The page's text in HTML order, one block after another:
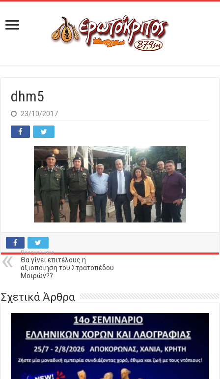
dhm5
23/10/2017
Προηγούμενο
Θα γίνει επιτέλους η
αξιοποίηση του Στρατοπέδου
Μοιρών??
Σχετικά Άρθρα